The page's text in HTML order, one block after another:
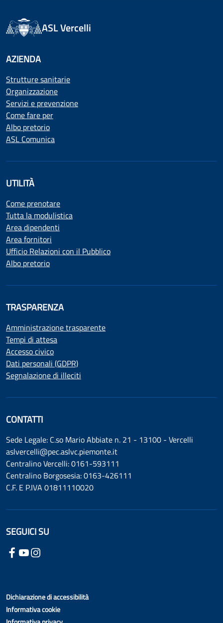
ASL Vercelli
AZIENDA
Strutture sanitarie
Organizzazione
Servizi e prevenzione
Come fare per
Albo pretorio
ASL Comunica
UTILITÀ
Come prenotare
Tutta la modulistica
Area dipendenti
Area fornitori
Ufficio Relazioni con il Pubblico
Albo pretorio
TRASPARENZA
Amministrazione trasparente
Tempi di attesa
Accesso civico
Dati personali (GDPR)
Segnalazione di illeciti
CONTATTI
Sede Legale: C.so Mario Abbiate n. 21 - 13100 - Vercelli
aslvercelli@pec.aslvc.piemonte.it
Centralino Vercelli: 0161-593111
Centralino Borgosesia: 0163-426111
C.F. E P.IVA 01811110020
SEGUICI SU
Dichiarazione di accessibilità
Informativa cookie